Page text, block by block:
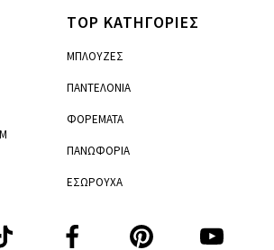
TOP ΚΑΤΗΓΟΡΙΕΣ
ΜΠΛΟΥΖΕΣ
ΠΑΝΤΕΛΟΝΙΑ
ΦΟΡΕΜΑΤΑ
ΠΑΝΩΦΟΡΙΑ
ΕΣΩΡΟΥΧΑ